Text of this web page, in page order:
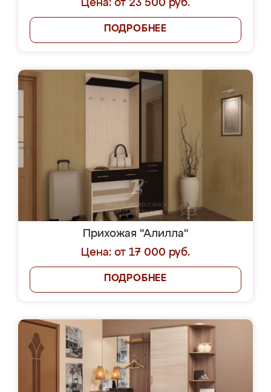
Цена: от 23 500 руб.
ПОДРОБНЕЕ
Прихожая "Алилла"
Цена: от 17 000 руб.
ПОДРОБНЕЕ